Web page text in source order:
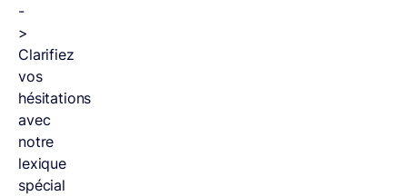
-
>
Clarifiez
vos
hésitations
avec
notre
lexique
spécial